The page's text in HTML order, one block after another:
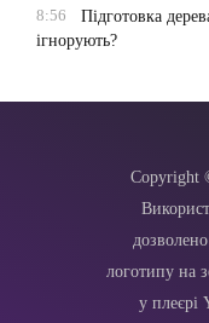
8:56
Підготовка
ігнорують?
Copyright
логотипу на
у плеєрі